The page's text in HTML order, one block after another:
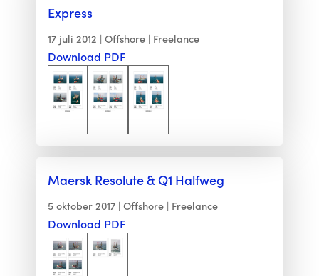
Express
17 juli 2012 Offshore Freelance
Download PDF
Maersk Resolute & Q1 Halfweg
5 oktober 2017 Offshore Freelance
Download PDF